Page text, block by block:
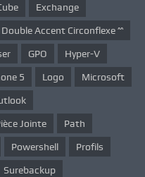
Exchange
Accent Circonflexe ^^
GPO Hyper-V
5 Logo Microsoft
Jointe Path
Powershell Profils
Surebackup